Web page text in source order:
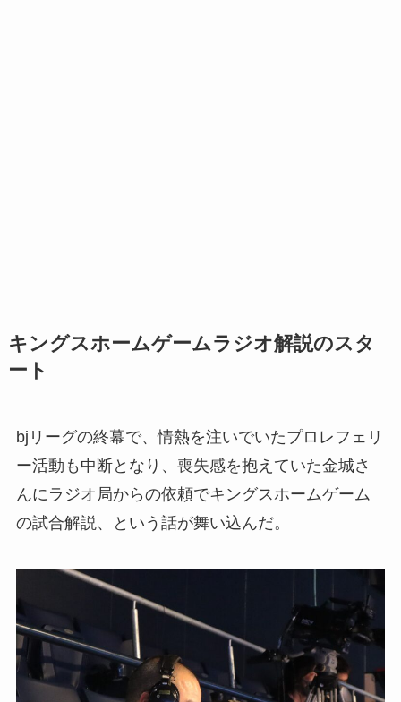
キングスホームゲームラジオ解説のスタ
ート
bjリーグの終幕で、情熱を注いでいたプロレフェリ
ー活動も中断となり、喪失感を抱えていた金城さ
んにラジオ局からの依頼でキングスホームゲーム
の試合解説、という話が舞い込んだ。